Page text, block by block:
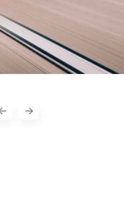
GTM
NTN Europe